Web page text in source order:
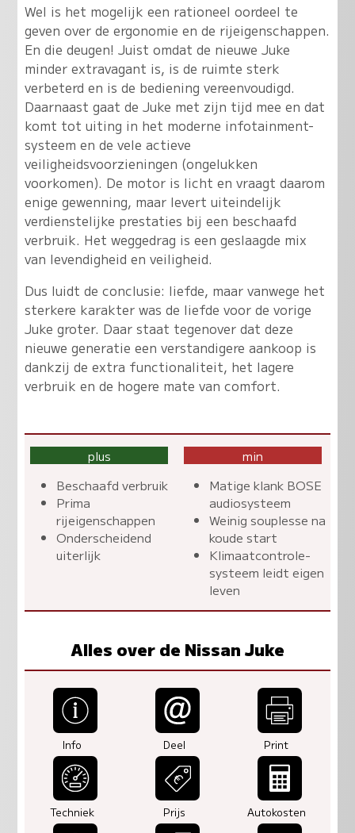
Wel is het mogelijk een rationeel oordeel te
geven over de ergonomie en de rijeigenschappen.
En die deugen! Juist omdat de nieuwe Juke
minder extravagant is, is de ruimte sterk
verbeterd en is de bediening vereenvoudigd.
Daarnaast gaat de Juke met zijn tijd mee en dat
komt tot uiting in het moderne infotainment-
systeem en de vele actieve
veiligheidsvoorzieningen (ongelukken
voorkomen). De motor is licht en vraagt daarom
enige gewenning, maar levert uiteindelijk
verdienstelijke prestaties bij een beschaafd
verbruik. Het weggedrag is een geslaagde mix
van levendigheid en veiligheid.
Dus luidt de conclusie: liefde, maar vanwege het
sterkere karakter was de liefde voor de vorige
Juke groter. Daar staat tegenover dat deze
nieuwe generatie een verstandigere aankoop is
dankzij de extra functionaliteit, het lagere
verbruik en de hogere mate van comfort.
plus
Beschaafd verbruik
Prima
rijeigenschappen
Onderscheidend
uiterlijk
min
Matige klank BOSE
audiosysteem
Weinig souplesse na
koude start
Klimaatcontrole-
systeem leidt eigen
leven
Alles over de Nissan Juke
Info Deel Print
Techniek Prijs Autokosten